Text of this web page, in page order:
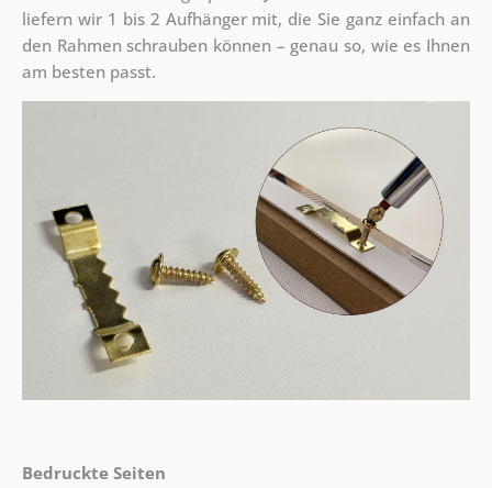
liefern wir 1 bis 2 Aufhänger mit, die Sie ganz einfach an
den Rahmen schrauben können – genau so, wie es Ihnen
am besten passt.
Bedruckte Seiten